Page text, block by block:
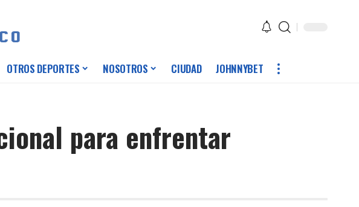
OTROS DEPORTES NOSOTROS CIUDAD JOHNNYBET
para enfrentar